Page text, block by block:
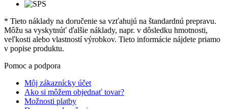
* Tieto náklady na doručenie sa vzťahujú na štandardnú prepravu.
Môžu sa vyskytnúť ďalšie náklady, napr. v dôsledku hmotnosti,
veľkosti alebo vlastností výrobkov. Tieto informácie nájdete priamo
v popise produktu.
Pomoc a podpora
Môj zákaznícky účet
Ako si môžem objednať tovar?
Možnosti platby